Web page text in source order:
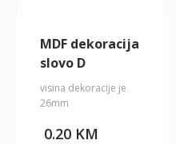
MDF dekoracija
slovo D
visina dekoracije je
26mm
0.20 KM